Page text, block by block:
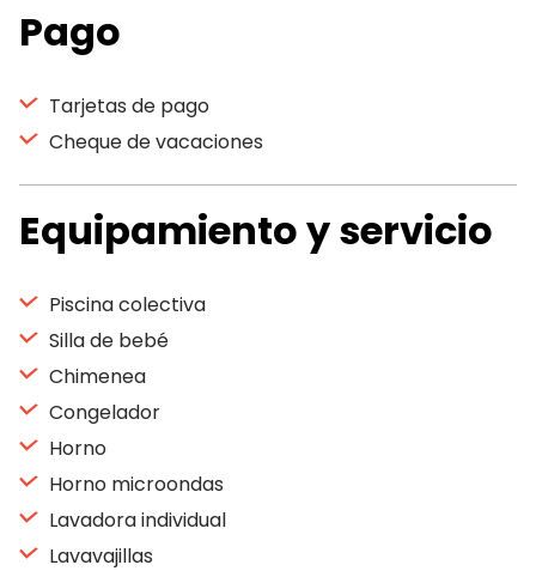
Pago
Tarjetas de pago
Cheque de vacaciones
Equipamiento y servicio
Piscina colectiva
Silla de bebé
Chimenea
Congelador
Horno
Horno microondas
Lavadora individual
Lavavajillas